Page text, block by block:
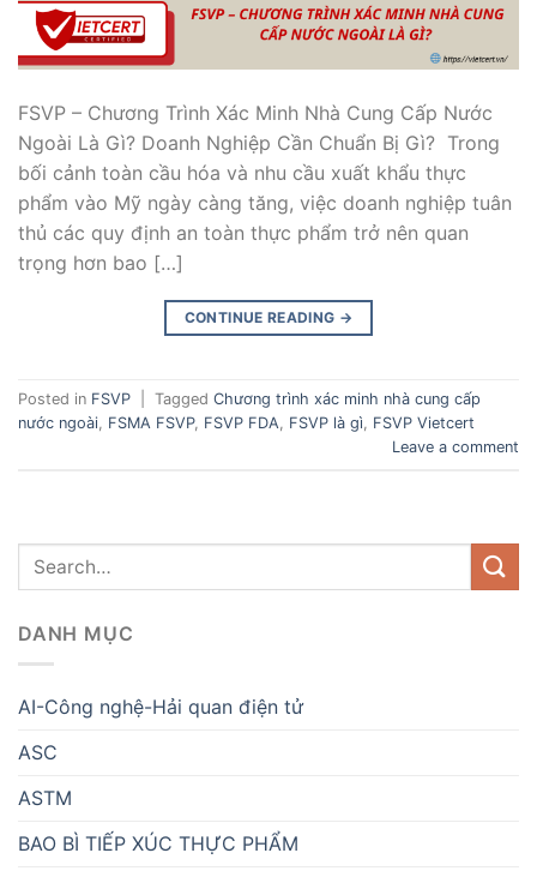
FSVP – Chương Trình Xác Minh Nhà Cung Cấp Nước
Ngoài Là Gì? Doanh Nghiệp Cần Chuẩn Bị Gì? Trong
bối cảnh toàn cầu hóa và nhu cầu xuất khẩu thực
phẩm vào Mỹ ngày càng tăng, việc doanh nghiệp tuân
thủ các quy định an toàn thực phẩm trở nên quan
trọng hơn bao […]
CONTINUE READING →
Posted in FSVP Tagged Chương trình xác minh nhà cung cấp
nước ngoài, FSMA FSVP, FSVP FDA, FSVP là gì, FSVP Vietcert
Leave a comment
DANH MỤC
AI-Công nghệ-Hải quan điện tử
ASC
ASTM
BAO BÌ TIẾP XÚC THỰC PHẨM